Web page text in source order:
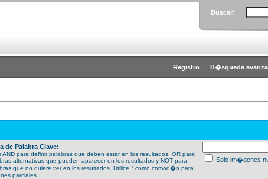
Buscar:
Registro B�squeda
de Palabra Clave:
AND para definir palabras que deben estar en los resultados, OR para
alternativas que pueden aparecer en los resultados y NOT para
que no quiere ver en los resultados. Utilice * como comod�n para
parciales.
Solo im�genes